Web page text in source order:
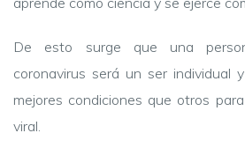
De esto surge que una
coronavirus será un ser individual
mejores condiciones que otros
viral.